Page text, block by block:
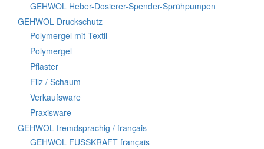
GEHWOL Heber-Dosierer-Spender-Sprühpumpen
GEHWOL Druckschutz
Polymergel mit Textil
Polymergel
Pflaster
Filz / Schaum
Verkaufsware
Praxisware
GEHWOL fremdsprachig / français
GEHWOL FUSSKRAFT français